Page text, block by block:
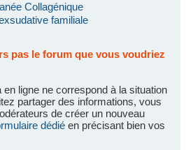
Collagénique
familiale
pas le forum que vous voudriez
ligne ne correspond à la situation
partager des informations, vous
de créer un nouveau
dédié en précisant bien vos